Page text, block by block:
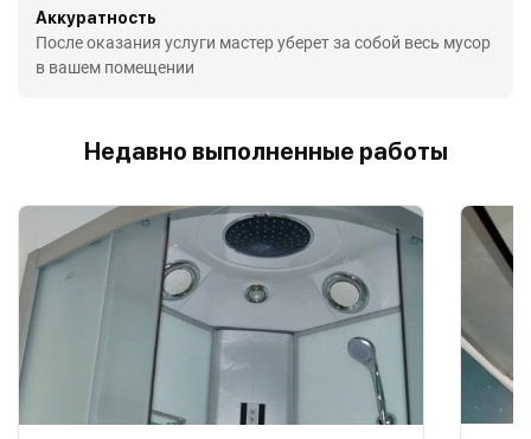
Аккуратность
После оказания услуги мастер уберет за собой весь мусор
в вашем помещении
Недавно выполненные работы